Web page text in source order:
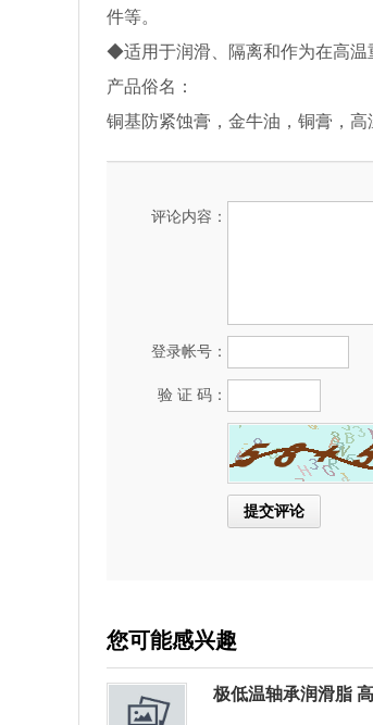
件等。
◆适用于润滑、隔离和作为在高温
产品俗名：
铜基防紧蚀膏，金牛油，铜膏，
评论内容：
登录帐号：
验 证 码：
您可能感兴趣
极低温轴承润滑脂